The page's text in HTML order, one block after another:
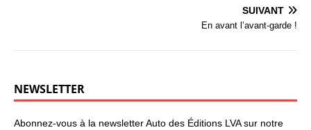
SUIVANT
En avant l’avant-garde !
NEWSLETTER
Abonnez-vous à la newsletter Auto des Éditions LVA sur notre